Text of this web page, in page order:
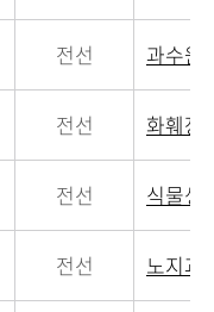
전선 과수원
전선 화훼장
전선 식물생
전선 노지과